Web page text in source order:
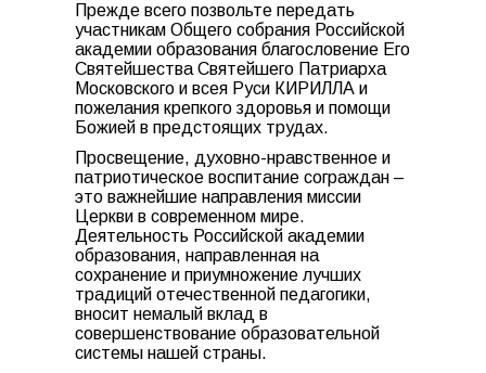
Прежде всего позвольте передать
участникам Общего собрания Российской
академии образования благословение Его
Святейшества Святейшего Патриарха
Московского и всея Руси КИРИЛЛА и
пожелания крепкого здоровья и помощи
Божией в предстоящих трудах.
Просвещение, духовно-нравственное и
патриотическое воспитание сограждан –
это важнейшие направления миссии
Церкви в современном мире.
Деятельность Российской академии
образования, направленная на
сохранение и приумножение лучших
традиций отечественной педагогики,
вносит немалый вклад в
совершенствование образовательной
системы нашей страны.